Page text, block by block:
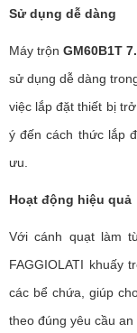
Sử dụng dễ dàng
Máy trộn GM60B1T
sử dụng dễ dàng
việc lắp đặt thiết bị
ý đến cách thức lắp
ưu.
Hoạt động hiệu quả
Với cánh quạt làm
FAGGIOLATI khuấy
các bể chứa, giúp
theo đúng yêu cầu an